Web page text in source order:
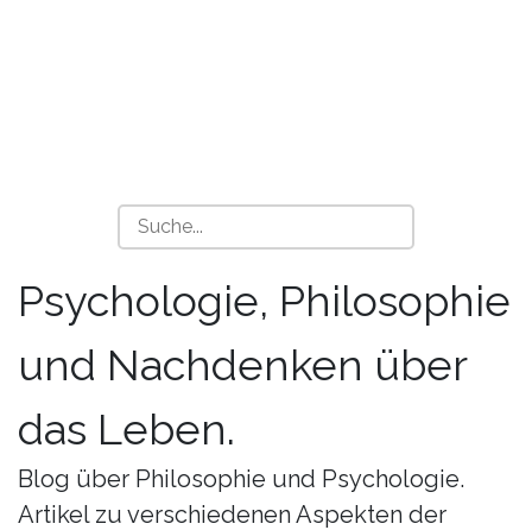
Psychologie, Philosophie
und Nachdenken über
das Leben.
Blog über Philosophie und Psychologie.
Artikel zu verschiedenen Aspekten der